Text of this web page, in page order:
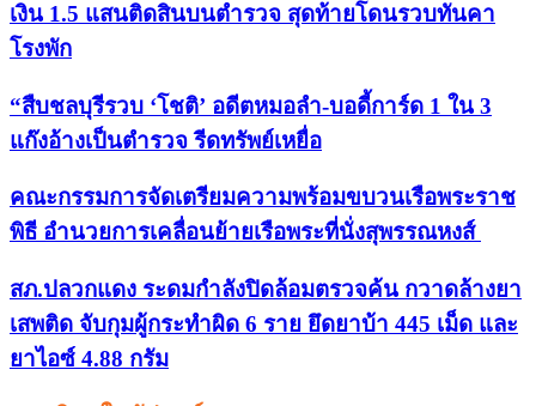
เงิน 1.5 แสนติดสินบนตำรวจ สุดท้ายโดนรวบทันคา
โรงพัก
“สืบชลบุรีรวบ ‘โชติ’ อดีตหมอลำ-บอดี้การ์ด 1 ใน 3
แก๊งอ้างเป็นตำรวจ รีดทรัพย์เหยื่อ
คณะกรรมการจัดเตรียมความพร้อมขบวนเรือพระราช
พิธี อำนวยการเคลื่อนย้ายเรือพระที่นั่งสุพรรณหงส์
สภ.ปลวกแดง ระดมกำลังปิดล้อมตรวจค้น กวาดล้างยา
เสพติด จับกุมผู้กระทำผิด 6 ราย ยึดยาบ้า 445 เม็ด และ
ยาไอซ์ 4.88 กรัม